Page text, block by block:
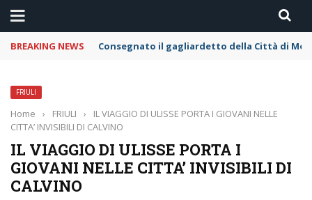
BREAKING NEWS Consegnato il gagliardetto della Città di
FRIULI
Home › FRIULI ›
IL VIAGGIO DI ULISSE PORTA I GIOVANI NELLE
CITTA’ INVISIBILI DI CALVINO
IL VIAGGIO DI ULISSE PORTA I
GIOVANI NELLE CITTA’ INVISIBILI DI
CALVINO